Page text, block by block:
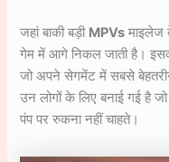
जहां बाकी बड़ी MPVs माइलेज
गेम में आगे निकल जाती है।
जो अपने सेगमेंट में सबसे
उन लोगों के लिए बनाई गई है
पंप पर रुकना नहीं चाहते।